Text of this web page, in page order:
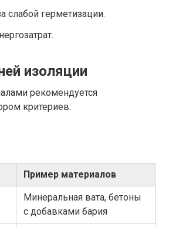
слабой герметизации.
изоляции
рекомендуется
критериев:
Пример материалов
Минеральная вата, бетоны
с добавками бария